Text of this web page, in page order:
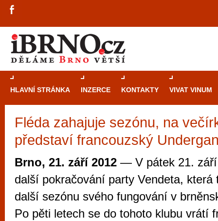
HLAVNÍ STRÁNKA INZERCE KONTAKTY VIVAT VINUM
Fléda zahajuje sezónu, na
představí francouzský
Brno, 21. září 2012 — V pátek 21.
další pokračování party Vendeta, která
další sezónu svého fungování v
Po pěti letech se do tohoto klubu vrátí
Průvodce
Brně: Od
Brno je
zajímavé
restaurace,
Mimo jiné je ale také místem, kde si